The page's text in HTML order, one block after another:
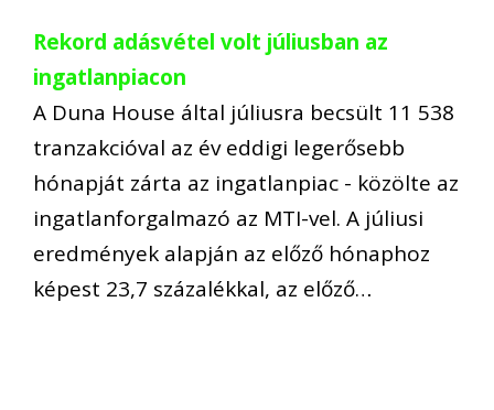
Rekord adásvétel volt júliusban az
ingatlanpiacon
A Duna House által júliusra becsült 11 538
tranzakcióval az év eddigi legerősebb
hónapját zárta az ingatlanpiac - közölte az
ingatlanforgalmazó az MTI-vel. A júliusi
eredmények alapján az előző hónaphoz
képest 23,7 százalékkal, az előző…